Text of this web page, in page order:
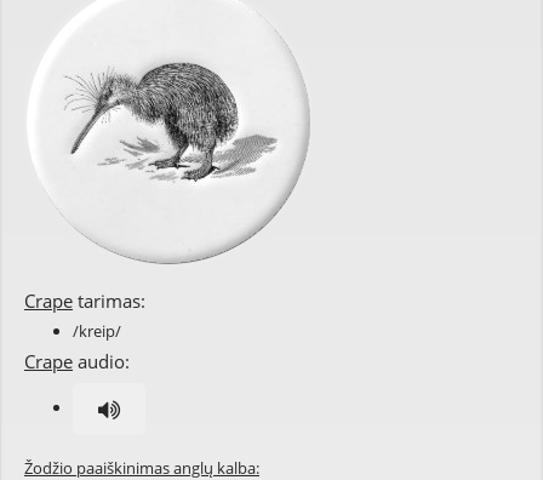
Crape tarimas:
/kreip/
Crape audio:
Žodžio paaiškinimas anglų kalba: